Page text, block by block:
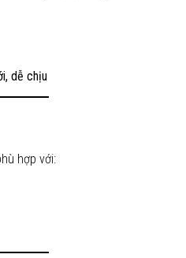
dễ chịu
hợp với: